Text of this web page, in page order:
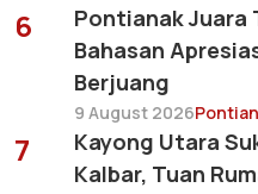
6
Pontianak Juara
Bahasan
Berjuang
9 August 2026
7
Kayong Utara
Kalbar, Tuan